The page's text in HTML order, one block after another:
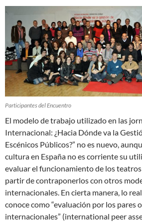
Participantes del Encuentro
El modelo de trabajo utilizado en las
Internacional: ¿Hacia Dónde va la
Escénicos Públicos?” no es nuevo,
cultura en España no es corriente su
evaluar el funcionamiento de los
partir de contraponerlos con otros
internacionales. En cierta manera, lo
conoce como “evaluación por los pares
internacionales” (international peer